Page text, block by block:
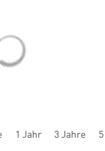
1 Jahr 3 Jahre